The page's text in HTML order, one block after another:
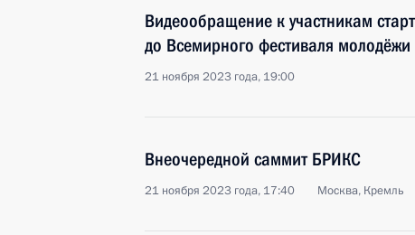
Видеообращение к участникам
до Всемирного фестиваля молодёжи
21 ноября 2023 года, 19:00
Внеочередной саммит БРИКС
21 ноября 2023 года, 17:40 Москва, Кремль